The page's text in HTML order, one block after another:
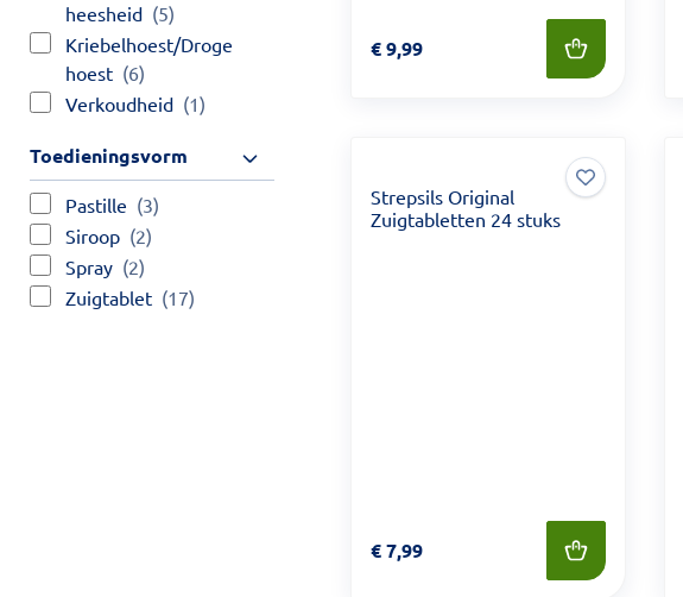
heesheid (5)
Kriebelhoest/Droge
hoest (6)
Verkoudheid (1)
Toedieningsvorm
Pastille (3)
Siroop (2)
Spray (2)
Zuigtablet (17)
Prijs: € 9,99
€9,99
Strepsils Original
Zuigtabletten 24 stuks
Prijs: € 7,99
€7,99